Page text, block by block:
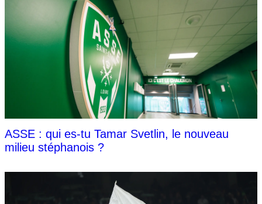
ASSE : qui es-tu Tamar Svetlin, le nouveau
milieu stéphanois ?